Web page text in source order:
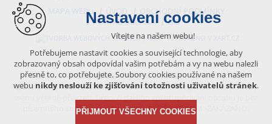
MAPA WEBU
ÚVOD
OBCHODNÍ PODMÍNKY
PORTÁL OBČANA
GIS
VYTVOŘENO V XART.CZ
Obsah tohoto portálu je chráněn autorským právem, které
vykonává vydavatel. Jakékoliv užití článků a fotografií z této podoby
písemného souhlasu vydavatele – BÍTEŠSKO.COM -ZAKÁZÁNO.
Nastavení cookies
Vítejte na našem webu!
Potřebujeme nastavit cookies a související technologie, aby
zobrazovaný obsah odpovídal vašim potřebám a vy na webu nalezli
přesně to, co potřebujete. Soubory cookies používané na našem
webu nikdy neslouží ke zjišťování totožnosti uživatelů stránek.
PŘIJMOUT VŠECHNY COOKIES